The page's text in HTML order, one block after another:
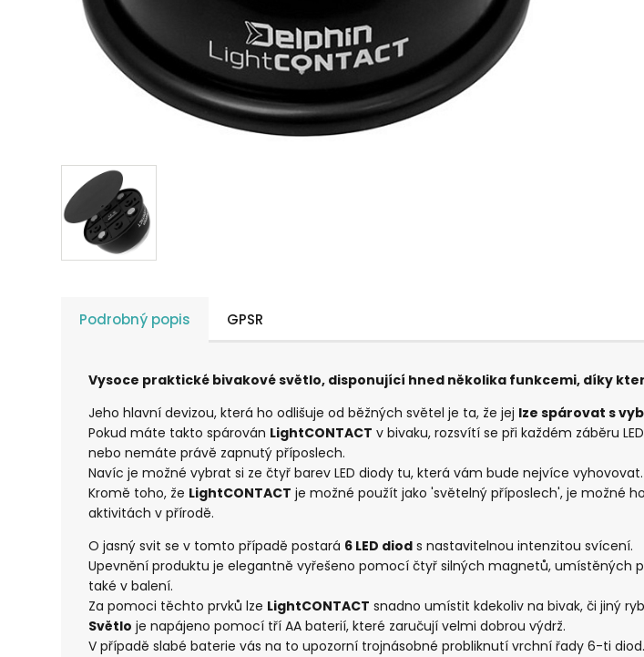
Podrobný popis GPSR
Vysoce praktické bivakové světlo, disponující hned několika funkcemi, díky
Jeho hlavní devizou, která ho odlišuje od běžných světel je ta, že jej lze spárovat s
Pokud máte takto spárován LightCONTACT v bivaku, rozsvítí se při každém záběru
nebo nemáte právě zapnutý příposlech.
Navíc je možné vybrat si ze čtyř barev LED diody tu, která vám bude nejvíce vyhovovat.
Kromě toho, že LightCONTACT je možné použít jako 'světelný příposlech', je možné
aktivitách v přírodě.
O jasný svit se v tomto případě postará 6 LED diod s nastavitelnou intenzitou svícení.
Upevnění produktu je elegantně vyřešeno pomocí čtyř silných magnetů,
také v balení.
Za pomoci těchto prvků lze LightCONTACT snadno umístit kdekoliv na bivak, či jiný
Světlo je napájeno pomocí tří AA baterií, které zaručují velmi dobrou výdrž.
V případě slabé baterie vás na to upozorní trojnásobné probliknutí vrchní řady 6-ti diod.